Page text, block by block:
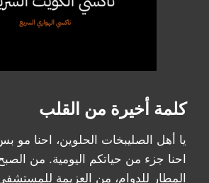
كلمة أخيرة من القلب
يا أهل الصليبخات الحلوين، احنا
احنا جزء من حياتكم اليومية. من
المطار للدوام، من العزيمة